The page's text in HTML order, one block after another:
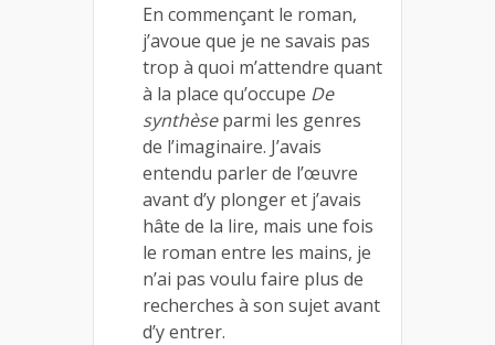
En commençant le roman,
j’avoue que je ne savais pas
trop à quoi m’attendre quant
à la place qu’occupe De
synthèseparmi les genres
de l’imaginaire. J’avais
entendu parler de l’œuvre
avant d’y plonger et j’avais
hâte de la lire, mais une fois
le roman entre les mains, je
n’ai pas voulu faire plus de
recherches à son sujet avant
d’y entrer.